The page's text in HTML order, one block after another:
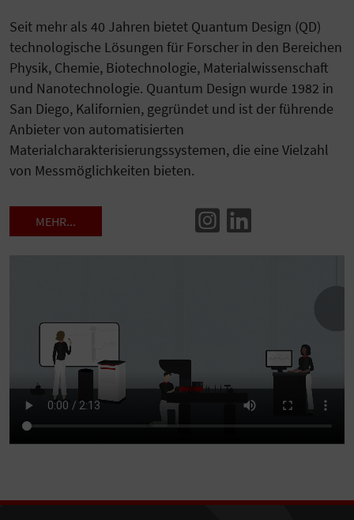
Seit mehr als 40 Jahren bietet Quantum Design (QD)
technologische Lösungen für Forscher in den Bereichen
Physik, Chemie, Biotechnologie, Materialwissenschaft
und Nanotechnologie. Quantum Design wurde 1982 in
San Diego, Kalifornien, gegründet und ist der führende
Anbieter von automatisierten
Materialcharakterisierungssystemen, die eine Vielzahl
von Messmöglichkeiten bieten.
MEHR...